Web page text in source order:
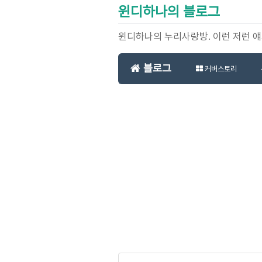
윈디하나의 블로그
윈디하나의 누리사랑방. 이런 저런 얘
블로그 커버스토리